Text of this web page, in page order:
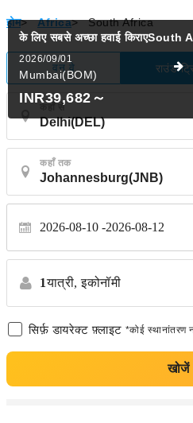
होम> Africa> South Africa
वन वे राउंड
कहाँ से
कहाँ तक
2026-08-10 2026-08-12
1यात्री, इकोनॉमी
सिर्फ़ डायरेक्ट फ़्लाइट *कोई स्थानांतरण
खोजें
के लिए सबसे अच्छा हवाई किराएSouth
2026/09/01
Mumbai(BOM)
INR39,682 ～